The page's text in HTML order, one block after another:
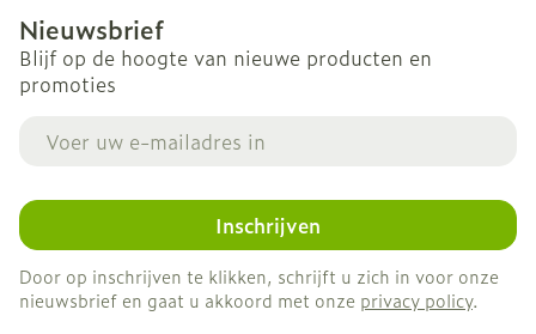
Nieuwsbrief
Blijf op de hoogte van nieuwe producten en
promoties
Inschrijven
Door op inschrijven te klikken, schrijft u zich in voor onze
nieuwsbrief en gaat u akkoord met onze privacy policy.